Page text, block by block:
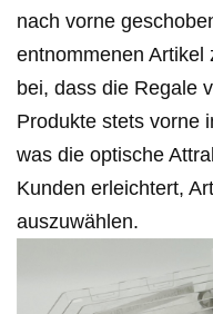
nach vorne
entnommenen Artikel
bei, dass die Regale
Produkte stets vorne
was die optische
Kunden erleichtert,
auszuwählen.